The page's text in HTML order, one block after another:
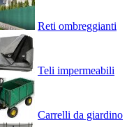
Reti ombreggianti
Teli impermeabili
Carrelli da giardino